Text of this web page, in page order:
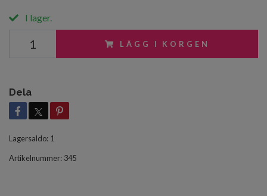
I lager.
LÄGG I KORGEN
Dela
Lagersaldo: 1
Artikelnummer: 345